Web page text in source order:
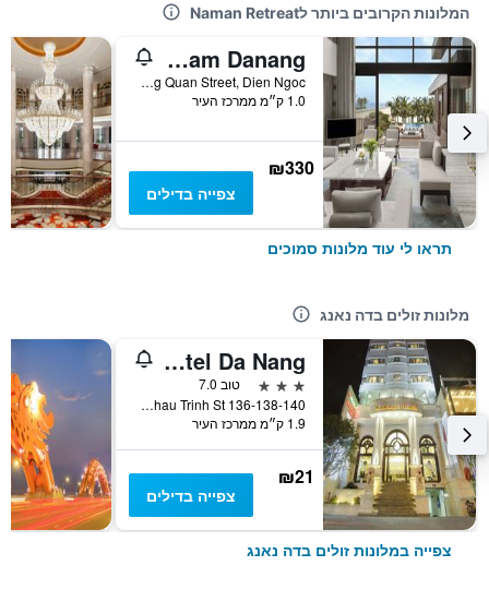
המלונות הקרובים ביותר לNaman Retreat
Shilla Monogram Danang
Lac Long Quan Street, Dien Ngoc, דה נאנג, וייטנאם
1.0 ק״מ ממרכז העיר
₪330
צפייה בדילים
תראו לי עוד מלונות סמוכים
מלונות זולים בדה נאנג
Moonlight Hotel Da Nang
3 כוכבים
טוב 7.0
136-138-140 Phan Chau Trinh St, דה נאנג, וייטנאם
1.9 ק״מ ממרכז העיר
₪21
צפייה בדילים
צפייה במלונות זולים בדה נאנג